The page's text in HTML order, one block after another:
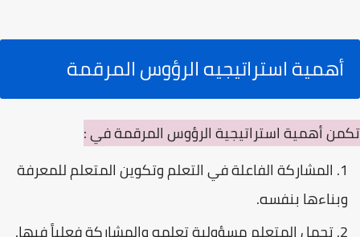
أهمية استراتيجيه الرؤوس المرقمة
تكمن أهمية استراتيجية الرؤوس المرقمة في :
المشاركة الفاعلة في التعلم وتكوين المتعلم للمعرفة
وبناءها بنفسه.
تحمل المتعلم مسؤولية تعلمه والمشاركة فعلياً فيها.